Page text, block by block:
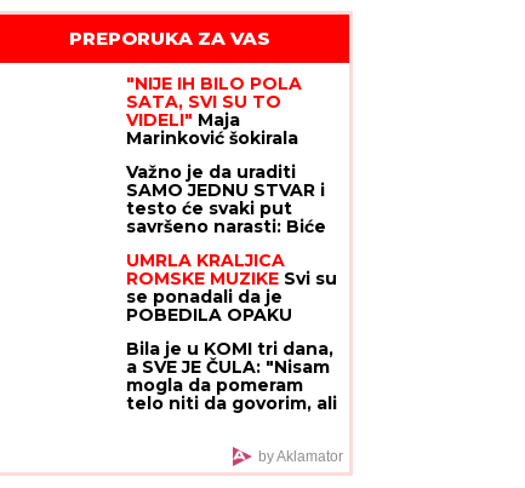
PREPORUKA ZA VAS
"NIJE IH BILO POLA
SATA, SVI SU TO
VIDELI" Maja
Marinković šokirala
Stanije i Takija: "Želi
da bude sponzoruša,
živi u selendri"
Važno je da uraditi
SAMO JEDNU STVAR i
testo će svaki put
savršeno narasti: Biće
elastično
UMRLA KRALJICA
ROMSKE MUZIKE Svi su
se ponadali da je
POBEDILA OPAKU
dijagnoza vratila i
odnela je za manje od
8 MESECI
Bila je u KOMI tri dana,
a SVE JE ČULA: "Nisam
mogla da pomeram
telo niti da govorim, ali
dokazala svetu da je
TERAPIJA NIJE
by Aklamator